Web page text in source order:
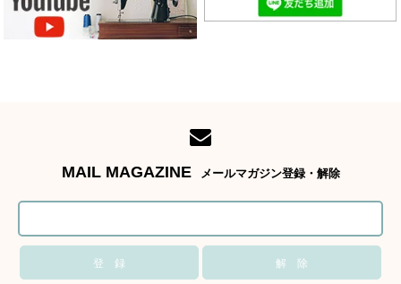
MAIL MAGAZINE メールマガジン登録・解除